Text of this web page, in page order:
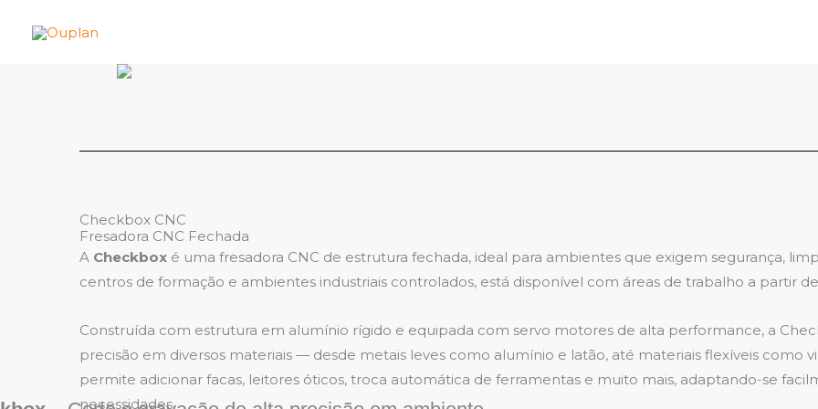
Checkbox CNC
Fresadora CNC Fechada
A Checkbox é uma fresadora CNC de estrutura fechada, ideal para ambientes que exigem segurança,
centros de formação e ambientes industriais controlados, está disponível com áreas de trabalho a partir
Construída com estrutura em alumínio rígido e equipada com servo motores de alta performance, a
precisão em diversos materiais — desde metais leves como alumínio e latão, até materiais flexíveis como
permite adicionar facas, leitores óticos, troca automática de ferramentas e muito mais, adaptando-se
necessidades.